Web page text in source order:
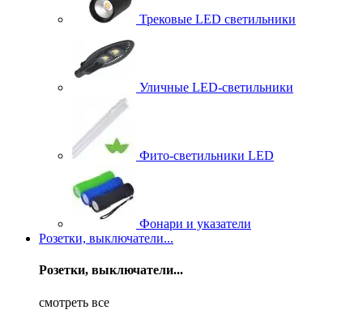
Трековые LED светильники
Уличные LED-светильники
Фито-светильники LED
Фонари и указатели
Розетки, выключатели...
Розетки, выключатели...
смотреть все